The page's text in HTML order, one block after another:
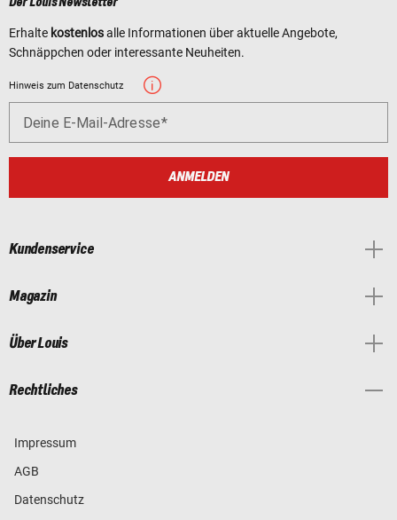
Erhalte kostenlosalle Informationen über aktuelle Angebote,
Schnäppchen oder interessante Neuheiten.
Hinweis zum Datenschutz
Deine E-Mail-Adresse
ANMELDEN
Kundenservice
Magazin
Über Louis
Rechtliches
Impressum
AGB
Datenschutz